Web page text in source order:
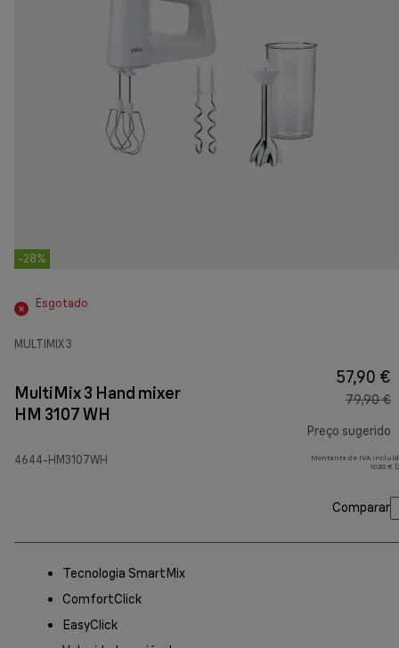
-28%
Esgotado
MULTIMIX 3
MultiMix 3 Hand mixer
HM 3107 WH
4644-HM3107WH
57,90 €
79,90 €
Preço sugerido
Montante de IVA
10,83 €
Comparar
Tecnologia SmartMix
ComfortClick
EasyClick